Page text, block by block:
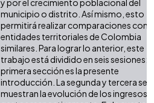
y por el crecimiento poblacional del
municipio o distrito. Así mismo, esto
permitirá realizar comparaciones con
entidades territoriales de Colombia
similares. Para lograr lo anterior, este
trabajo está dividido en seis sesiones:
primera sección es la presente
introducción. La segunda y tercera
muestran la evolución de los ingresos